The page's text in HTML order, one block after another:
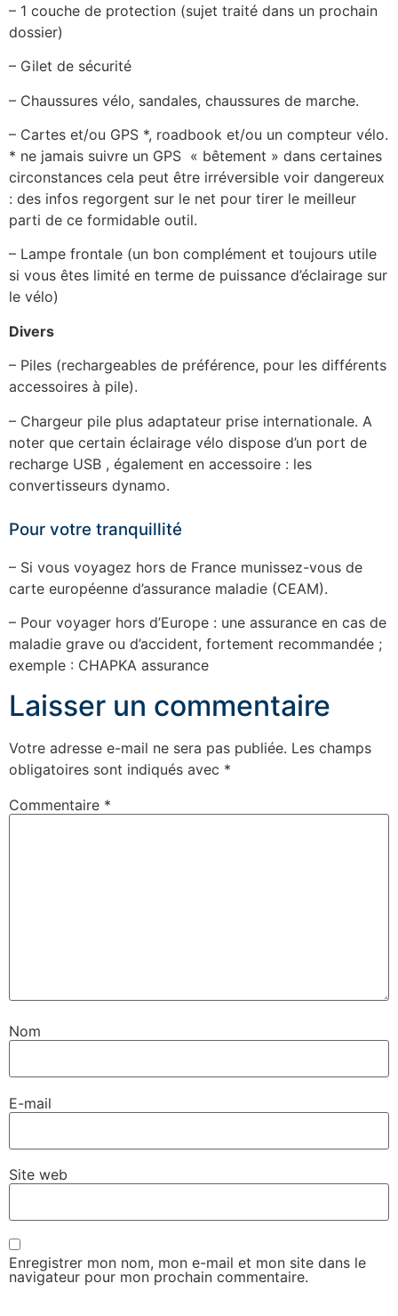
– 1 couche de protection (sujet traité dans un prochain
dossier)
– Gilet de sécurité
– Chaussures vélo, sandales, chaussures de marche.
– Cartes et/ou GPS *, roadbook et/ou un compteur vélo.
* ne jamais suivre un GPS « bêtement » dans certaines
circonstances cela peut être irréversible voir dangereux
: des infos regorgent sur le net pour tirer le meilleur
parti de ce formidable outil.
– Lampe frontale (un bon complément et toujours utile
si vous êtes limité en terme de puissance d’éclairage sur
le vélo)
Divers
– Piles (rechargeables de préférence, pour les différents
accessoires à pile).
– Chargeur pile plus adaptateur prise internationale. A
noter que certain éclairage vélo dispose d’un port de
recharge USB , également en accessoire : les
convertisseurs dynamo.
Pour votre tranquillité
– Si vous voyagez hors de France munissez-vous de
carte européenne d’assurance maladie (CEAM).
– Pour voyager hors d’Europe : une assurance en cas de
maladie grave ou d’accident, fortement recommandée ;
exemple : CHAPKA assurance
Laisser un commentaire
Votre adresse e-mail ne sera pas publiée. Les champs
obligatoires sont indiqués avec *
Commentaire *
Nom
E-mail
Site web
Enregistrer mon nom, mon e-mail et mon site dans le
navigateur pour mon prochain commentaire.